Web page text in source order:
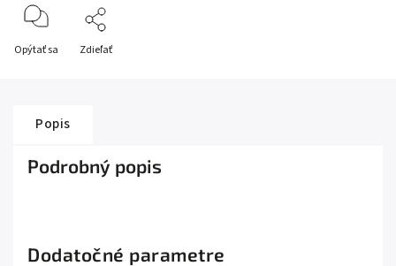
Opýtať sa Zdieľať
Popis
Podrobný popis
Dodatočné parametre